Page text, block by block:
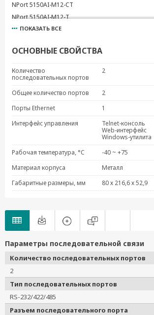
NPort 5150AI-M12-CT
NPort 5150AI-M12-T
NPort 5150AI-M12-CT-T
NPort 5250AI-M12-CT
NPort 5450AI-M12
NPort 5450AI-M12-CT
ПОКАЗАТЬ ВСЕ
ОСНОВНЫЕ СВОЙСТВА
Количество
последовательных портов
2
Общее количество портов
2
Порты Ethernet
1
Интерфейс управления
Telnet-консоль
Web-интерфейс
Windows-утилита
Рабочая температура, °C
-40 ~ +75
Материал корпуса
Металл
Габаритные размеры, мм
80 х 216,6 х 52,9
Параметры последовательной связи
Количество последовательных портов
2
Тип последовательных портов
RS-232/422/485
Разъем последовательного порта